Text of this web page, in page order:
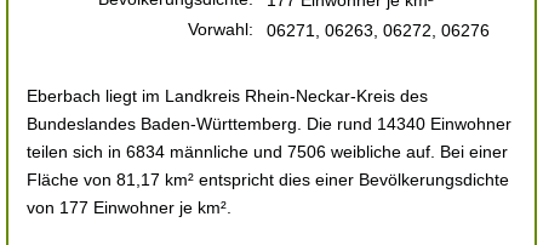
Vorwahl:
06271, 06263, 06272, 06276
Eberbach liegt im Landkreis Rhein-Neckar-Kreis des
Bundeslandes Baden-Württemberg. Die rund 14340 Einwohner
teilen sich in 6834 männliche und 7506 weibliche auf. Bei einer
Fläche von 81,17 km² entspricht dies einer Bevölkerungsdichte
von 177 Einwohner je km².